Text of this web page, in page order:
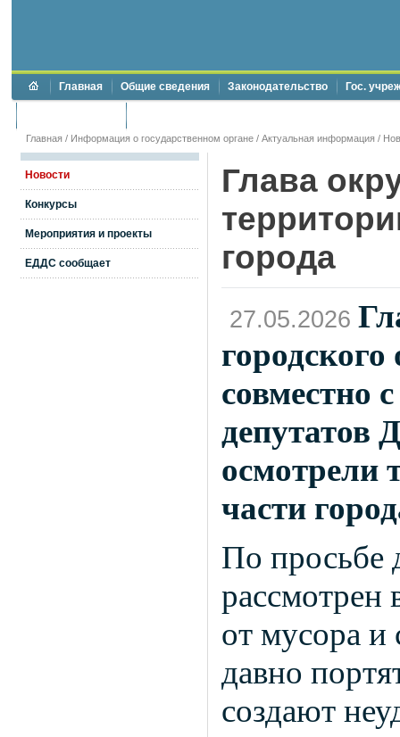
Главная Общие сведения Законодательство Гос.
Главная / Информация о государственном органе / Актуальная информация /
Новости
Конкурсы
Мероприятия и проекты
ЕДДС сообщает
Глава
города
27.05.2026
совместно
депутатов
осмотрели
части
По просьбе
рассмотрен
от мусора и
давно
создают